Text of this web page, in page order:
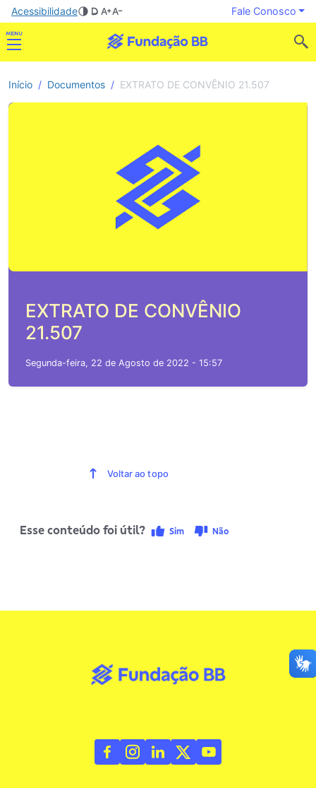
Acessibilidade Fale Conosco
Início Documentos EXTRATO DE CONVÊNIO 21.507
EXTRATO DE CONVÊNIO
21.507
Segunda-feira, 22 de Agosto de 2022 - 15:57
Voltar ao topo
Esse conteúdo foi útil? Sim Não